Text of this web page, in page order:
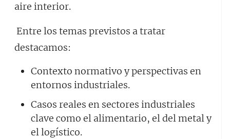
aire interior.
Entre los temas previstos a tratar
destacamos:
Contexto normativo y perspectivas en
entornos industriales.
Casos reales en sectores industriales
clave como el alimentario, el del metal y
el logístico.